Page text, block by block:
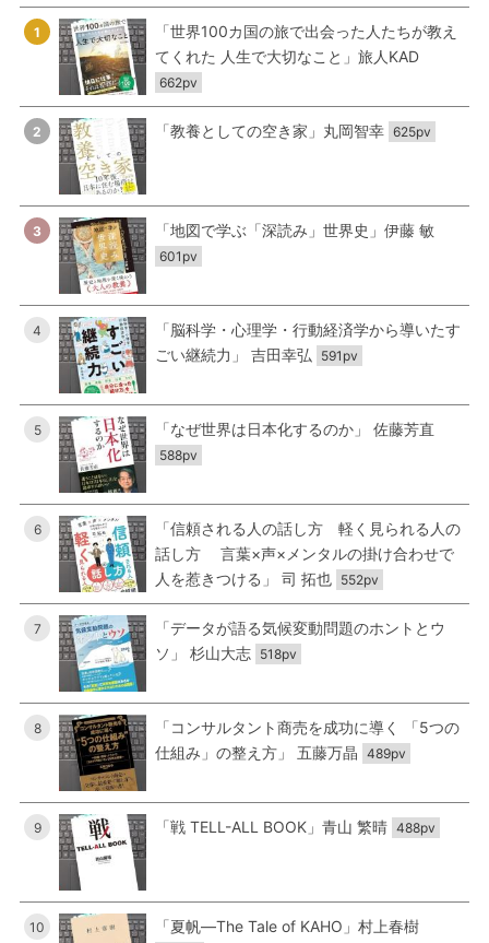
1
「世界100カ国の旅で出会った人たちが教え
てくれた 人生で大切なこと」旅人KAD
662pv
2 「教養としての空き家」丸岡智幸 625pv
3 「地図で学ぶ「深読み」世界史」伊藤 敏
601pv
4
「脳科学・心理学・行動経済学から導いたす
ごい継続力」 吉田幸弘
591pv
5 「なぜ世界は日本化するのか」 佐藤芳直
588pv
6
「信頼される人の話し方 軽く見られる人の
話し方 言葉×声×メンタルの掛け合わせで
人を惹きつける」 司 拓也 552pv
7
「データが語る気候変動問題のホントとウ
ソ」 杉山大志 518pv
8
「コンサルタント商売を成功に導く 「5つの
仕組み」の整え方」 五藤万晶 489pv
9 「戦 TELL-ALL BOOK」青山 繁晴 488pv
10 「夏帆―The Tale of KAHO」村上春樹